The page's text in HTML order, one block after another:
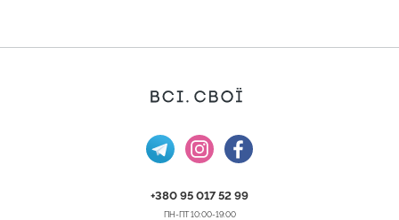
+380 95 017 52 99
ПН-ПТ 10:00-19:00